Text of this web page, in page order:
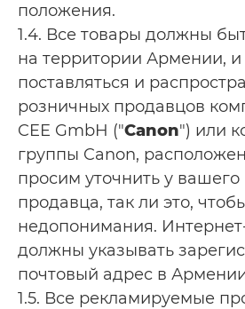
положения.
1.4. Все товары должны
на территории Армении,
поставляться и
розничных продавцов
CEE GmbH ("Canon") или
группы Canon,
просим уточнить у
продавца, так ли это,
недопонимания.
должны указывать
почтовый адрес в
1.5. Все рекламируемые